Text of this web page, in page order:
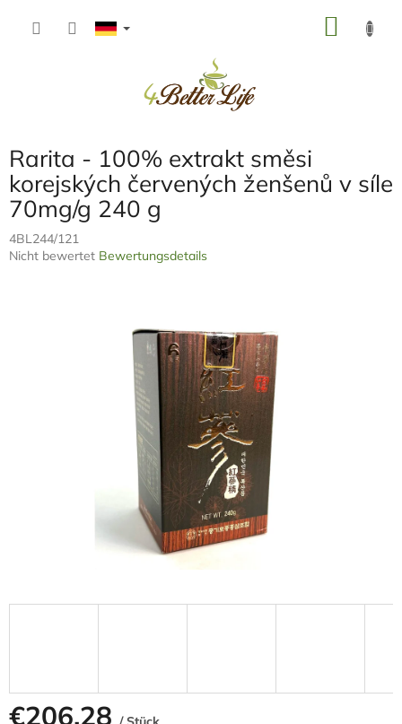
Rarita - 100% extrakt směsi
korejských červených ženšenů v síle
70mg/g 240 g
4BL244/121
Die
Nicht bewertet Bewertungsdetails
€206,28